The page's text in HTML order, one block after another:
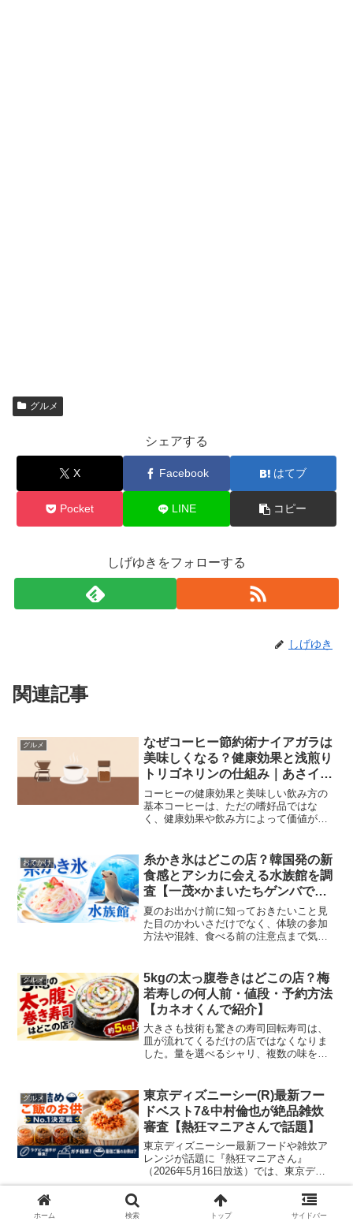
グルメ
シェアする
X Facebook はてブ
Pocket LINE コピー
しげゆきをフォローする
しげゆき
関連記事
グルメ
なぜコーヒー節約術ナイアガラは
美味しくなる？健康効果と浅煎り
トリゴネリンの仕組み｜あさイチ
（2026年3月31日）
コーヒーの健康効果と美味しい飲み方の
基本コーヒーは、ただの嗜好品ではな
く、健康効果や飲み方によって価値が変
ーヒー」が美味に！美容＆健康効果SP）
（2026年3月31日）...
おでかけ
糸かき氷はどこの店？韓国発の新
食感とアシカに会える水族館を調
査【一茂×かまいたちゲンバで紹
介】
夏のお出かけ前に知っておきたいこと見
た目のかわいさだけでなく、体験の参加
方法や混雑、食べる前の注意点まで気に
けるように溶ける糸かき氷、暑さ対策に
役立つひんやりグッズが登...
グルメ
5kgの太っ腹巻きはどこの店？梅
若寿しの何人前・値段・予約方法
【カネオくんで紹介】
大きさも技術も驚きの寿司回転寿司は、
皿が流れてくるだけの店ではなくなりま
した。量を選べるシャリ、複数の味を楽
化しています。『有吉のお金発見 突撃！
カネオくん（進化が止ま...
グルメ
東京ディズニーシー(R)最新フー
ドベスト7&中村倫也が絶品雑炊
審査【熱狂マニアさんで話題】
東京ディズニーシー最新フードや雑炊ア
レンジが話題に『熱狂マニアさん』
（2026年5月16日放送）では、東京ディ
ズニーシー25周年の最新フードや、中村
倫也が審査するアレンジ雑炊、さらに全
国の瓶詰めご飯のお供ランキングが特集
されます。今回の放送...
グルメ
牛っとアサリの潮つけ麺はらぁ麺
ホーム 検索 トップ サイドバー